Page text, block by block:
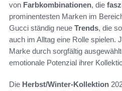
von Farbkombinationen, die
prominentesten Marken im
Gucci ständig neue Trends, die
auch im Alltag eine Rolle spielen.
Marke durch sorgfältig
emotionale Potenzial ihrer
Die Herbst/Winter-Kollektion